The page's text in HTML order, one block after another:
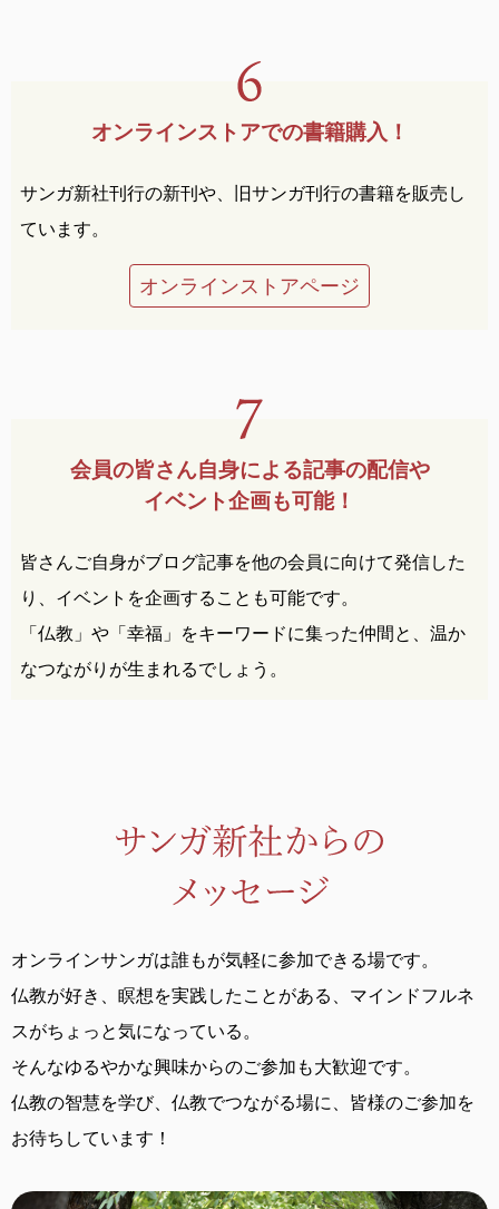
オンラインストアでの書籍購入！
サンガ新社刊行の新刊や、旧サンガ刊行の書籍を販売し
ています。
オンラインストアページ
会員の皆さん自身による記事の配信や
イベント企画も可能！
皆さんご自身がブログ記事を他の会員に向けて発信した
り、イベントを企画することも可能です。
「仏教」や「幸福」をキーワードに集った仲間と、温か
なつながりが生まれるでしょう。
オンラインサンガは誰もが気軽に参加できる場です。
仏教が好き、瞑想を実践したことがある、 マインドフルネ
スがちょっと気になっている。
そんなゆるやかな興味からのご参加も大歓迎です。
仏教の智慧を学び、仏教でつながる場に、 皆様のご参加を
お待ちしています！